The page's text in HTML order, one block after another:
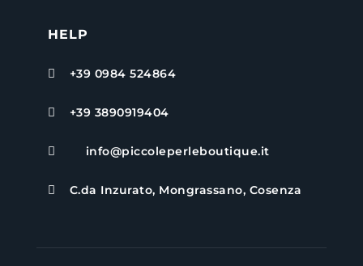
HELP
 +39 0984 524864
 +39 3890919404
 info@piccoleperleboutique.it
 C.da Inzurato, Mongrassano, Cosenza